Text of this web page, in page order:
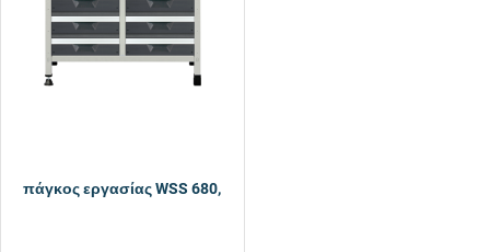
πάγκος εργασίας WSS 680, 1130 mm